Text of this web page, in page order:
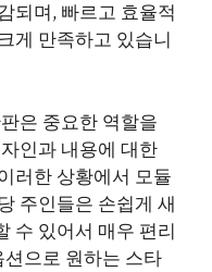
되며, 빠르고 효율적
게 만족하고 있습니
은 중요한 역할을
인과 내용에 대한
러한 상황에서 모듈
주인들은 손쉽게 새
수 있어서 매우 편리
으로 원하는 스타